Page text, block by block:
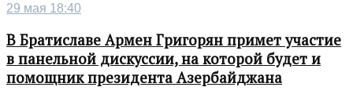
29 мая 18:40
В Братиславе Армен Григорян примет участие
в панельной дискуссии, на которой будет и
помощник президента Азербайджана